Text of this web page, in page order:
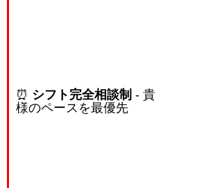
⏰ シフト完全相談制 - 貴
様のペースを最優先